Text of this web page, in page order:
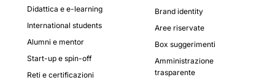
Didattica e e-learning
International students
Alumni e mentor
Start-up e spin-off
Reti e certificazioni
Brand identity
Aree riservate
Box suggerimenti
Amministrazione
trasparente